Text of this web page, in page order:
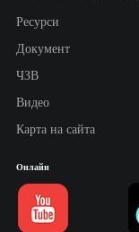
Ресурси
Документ
ЧЗВ
Видео
Карта на сайта
Онлайн